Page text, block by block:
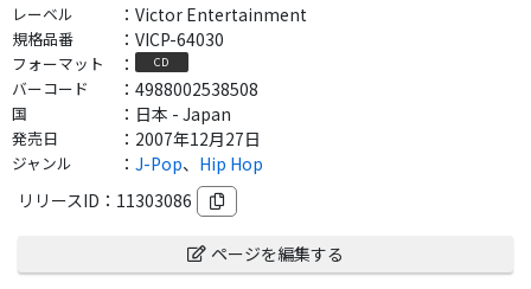
レーベル ： Victor Entertainment
規格品番 ： VICP-64030
フォーマット ： CD
バーコード ： 4988002538508
国 ： 日本 - Japan
発売日 ： 2007年12月27日
ジャンル ： J-Pop、 Hip Hop
リリースID： 11303086
ページを編集する